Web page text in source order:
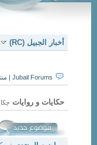
أخبار الجبيل (RC)
Jubail Forums | منتديات الجبيل
حكايات و روايات